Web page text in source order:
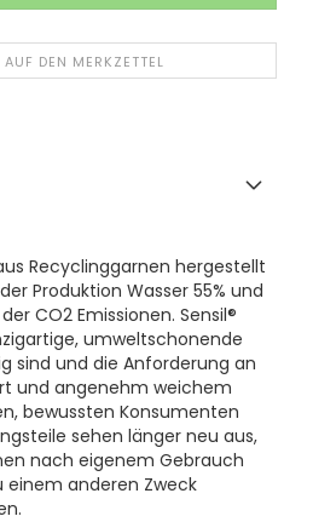
AUF DEN MERKZETTEL
Recyclinggarnen hergestellt
Produktion Wasser 55% und
CO2 Emissionen. Sensil®
umweltschonende
sind und die Anforderung an
und angenehm weichem
bewussten Konsumenten
sehen länger neu aus,
nach eigenem Gebrauch
anderen Zweck